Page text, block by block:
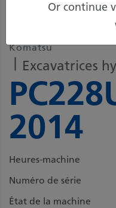
Komatsu
Excavatrices
2014
Heures-machine
Numéro de série
État de la machine
Or continue